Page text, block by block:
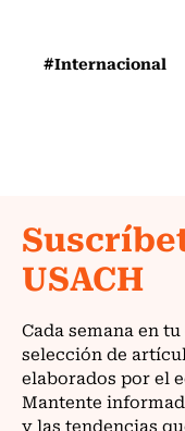
#Internacional